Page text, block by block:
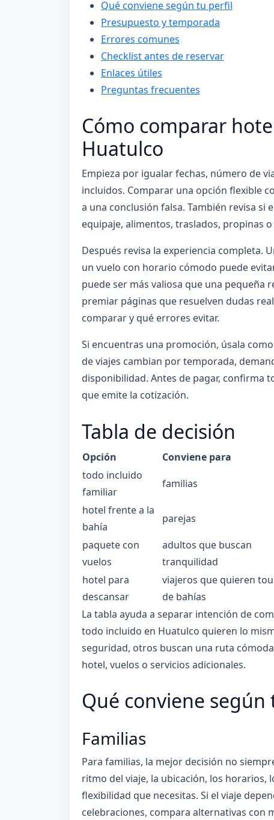
Qué conviene según tu perfil
Presupuesto y temporada
Errores comunes
Checklist antes de reservar
Enlaces útiles
Preguntas frecuentes
Cómo comparar
Huatulco
Empieza por igualar fechas, número de
incluidos. Comparar una opción flexible
a una conclusión falsa. También revisa
equipaje, alimentos, traslados, propinas
Después revisa la experiencia completa.
un vuelo con horario cómodo puede
puede ser más valiosa que una pequeña
premiar páginas que resuelven dudas
comparar y qué errores evitar.
Si encuentras una promoción, úsala
de viajes cambian por temporada,
disponibilidad. Antes de pagar, confirma
que emite la cotización.
Tabla de decisión
Opción Conviene para
todo incluido
familiar
familias
hotel frente a la
bahía
parejas
paquete con
vuelos
adultos que buscan
tranquilidad
hotel para
descansar
viajeros que quieren
de bahías
La tabla ayuda a separar intención de
todo incluido en Huatulco quieren lo
seguridad, otros buscan una ruta
hotel, vuelos o servicios adicionales.
Qué conviene
Familias
Para familias, la mejor decisión no
ritmo del viaje, la ubicación, los horarios,
flexibilidad que necesitas. Si el viaje
celebraciones, compara alternativas con